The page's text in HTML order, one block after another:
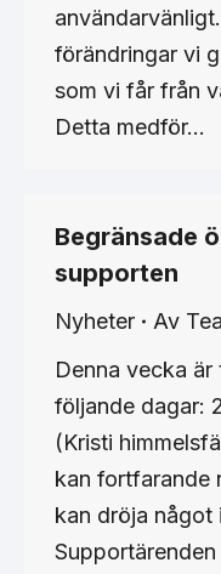
förändringar vi
som vi får från
Detta medför…
Begränsade
supporten
Nyheter Av
Denna vecka
följande dagar:
(Kristi
kan fortfarande
kan dröja något